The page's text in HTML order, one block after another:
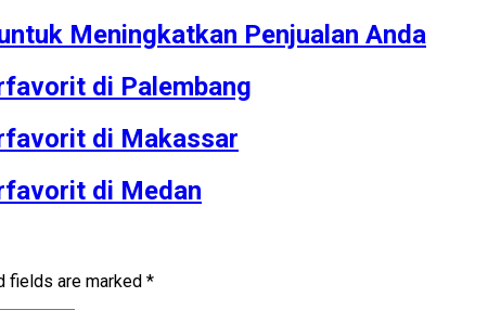
Meningkatkan Penjualan Anda
di Palembang
di Makassar
di Medan
fields are marked *